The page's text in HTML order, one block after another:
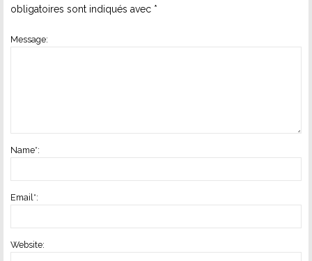
obligatoires sont indiqués avec *
Message:
Name*:
Email *:
Website: